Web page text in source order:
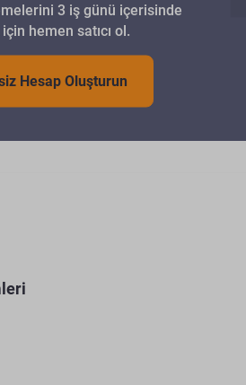
3 iş günü içerisinde
hemen satıcı ol.
Hesap Oluşturun